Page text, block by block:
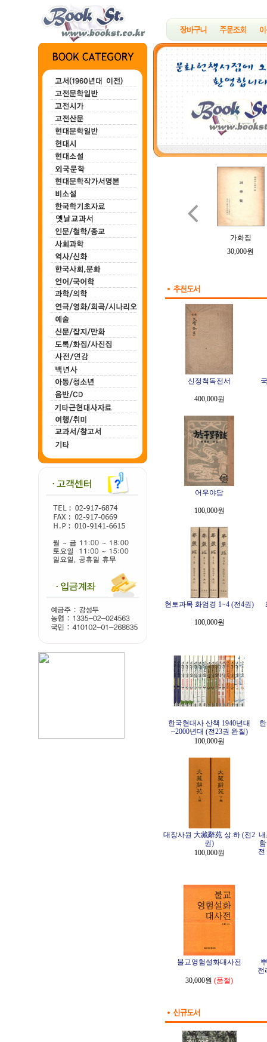
한하운시초
200,000원
정지용시집
700,000원
가화집
30,000원

신정척독전서
400,000원
어우야담
100,000원
현토과목 화엄경 1~4 (전4권)
100,000원
한국현대사 산책 1940년대
~2000년대 (전23권 완질)
100,000원
대장사원 大藏辭苑 상.하 (전2
권)
100,000원
내
전
불교영험설화대사전
30,000원 (품절)
전